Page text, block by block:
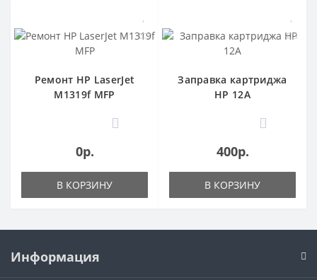
Ремонт HP LaserJet
M1319f MFP
0
0р.
В КОРЗИНУ
Заправка картриджа
HP 12A
0
400р.
В КОРЗИНУ
Информация